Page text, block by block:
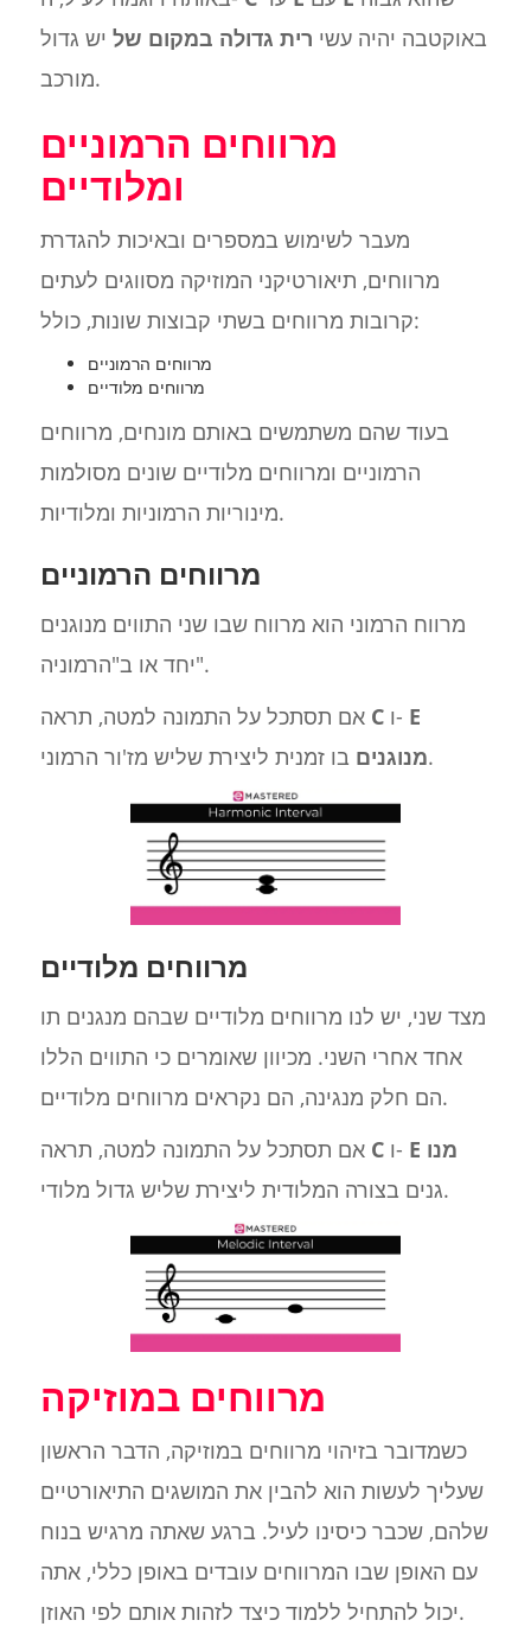
באוקטבה יהיה עשי רית גדולה במקום של יש גדול
מורכב.
מרווחים הרמוניים
ומלודיים
מעבר לשימוש במספרים ובאיכות להגדרת
מרווחים, תיאורטיקני המוזיקה מסווגים לעתים
קרובות מרווחים בשתי קבוצות שונות, כולל:
מרווחים הרמוניים
מרווחים מלודיים
בעוד שהם משתמשים באותם מונחים, מרווחים
הרמוניים ומרווחים מלודיים שונים מסולמות
מינוריות הרמוניות ומלודיות.
מרווחים הרמוניים
מרווח הרמוני הוא מרווח שבו שני התווים מנוגנים
יחד או ב"הרמוניה".
אם תסתכל על התמונה למטה, תראה C ו- E
מנוגניםבו זמנית ליצירת שליש מז'ור הרמוני.
מרווחים מלודיים
מצד שני, יש לנו מרווחים מלודיים שבהם מנגנים תו
אחד אחרי השני. מכיוון שאומרים כי התווים הללו
הם חלק מנגינה, הם נקראים מרווחים מלודיים.
אם תסתכל על התמונה למטה, תראה C ו-
E מנו
גנים בצורה המלודית ליצירת שליש גדול מלודי.
מרווחים במוזיקה
כשמדובר בזיהוי מרווחים במוזיקה, הדבר הראשון
שעליך לעשות הוא להבין את המושגים התיאורטיים
שלהם, שכבר כיסינו לעיל. ברגע שאתה מרגיש בנוח
עם האופן שבו המרווחים עובדים באופן כללי, אתה
יכול להתחיל ללמוד כיצד לזהות אותם לפי האוזן.